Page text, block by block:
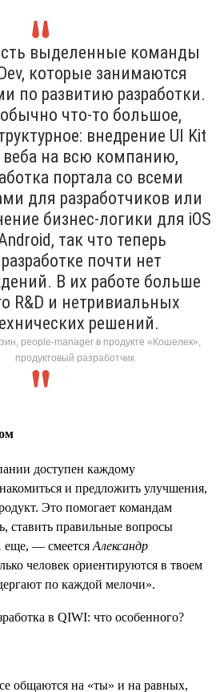
выделенные команды
которые занимаются
по развитию разработки.
что-то большое,
внедрение UI Kit
на всю компанию,
портала со всеми
для разработчиков или
бизнес-логики для iOS
так что теперь
почти нет
В их работе больше
R&D и нетривиальных
решений.
people-manager в продукте «Кошелек»,
продуктовый разработчик
доступен каждому
и предложить улучшения,
Это помогает командам
ставить правильные вопросы
еще, — смеется Александр
человек ориентируются в твоем
по каждой мелочи».
общаются на «ты» и на равных,